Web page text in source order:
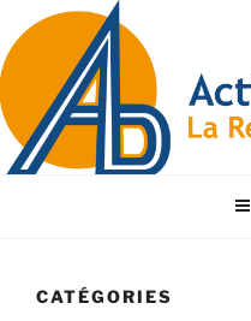
CATÉGORIES